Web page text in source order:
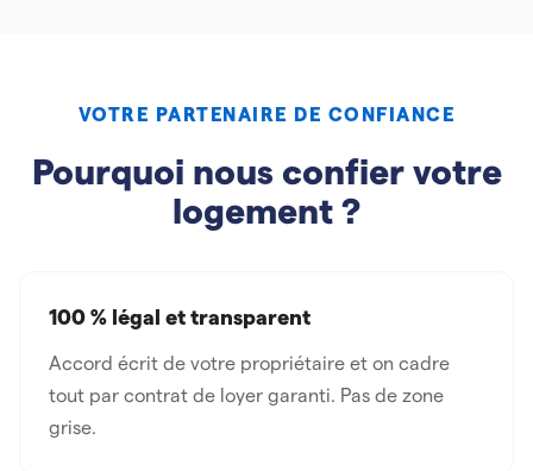
VOTRE PARTENAIRE DE CONFIANCE
Pourquoi nous confier votre
logement ?
100 % légal et transparent
Accord écrit de votre propriétaire et on cadre
tout par contrat de loyer garanti. Pas de zone
grise.